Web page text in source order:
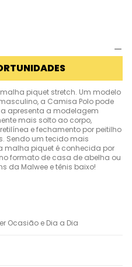
piquet stretch. Um modelo
a Camisa Polo pode
apresenta a modelagem
mais solto ao corpo,
e fechamento por peitilho
Sendo um tecido mais
malha piquet é conhecida por
formato de casa de abelha ou
da Malwee e tênis baixo!
Ocasião e Dia a Dia